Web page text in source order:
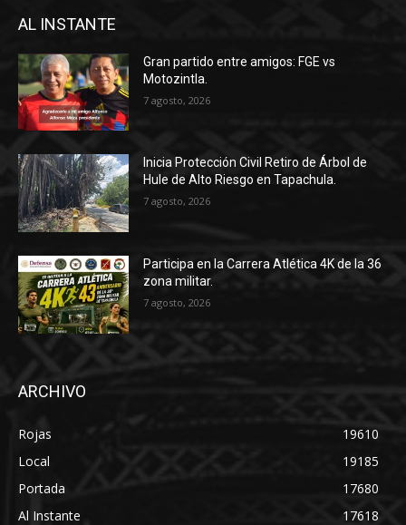
AL INSTANTE
Gran partido entre amigos: FGE vs
Motozintla.
7 agosto, 2026
Inicia Protección Civil Retiro de Árbol de
Hule de Alto Riesgo en Tapachula.
7 agosto, 2026
Participa en la Carrera Atlética 4K de la 36
zona militar.
7 agosto, 2026
ARCHIVO
Rojas
19610
Local
19185
Portada
17680
Al Instante
17618